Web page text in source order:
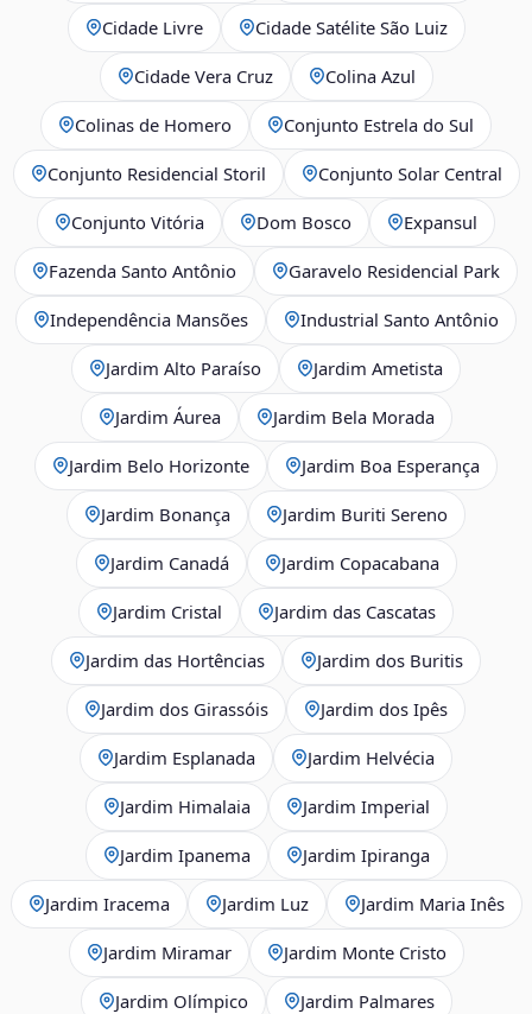
Cidade Livre Cidade Satélite São Luiz
Cidade Vera Cruz Colina Azul
Colinas de Homero Conjunto Estrela do Sul
Conjunto Residencial Storil Conjunto Solar Central
Conjunto Vitória Dom Bosco Expansul
Fazenda Santo Antônio Garavelo Residencial Park
Independência Mansões Industrial Santo Antônio
Jardim Alto Paraíso Jardim Ametista
Jardim Áurea Jardim Bela Morada
Jardim Belo Horizonte Jardim Boa Esperança
Jardim Bonança Jardim Buriti Sereno
Jardim Canadá Jardim Copacabana
Jardim Cristal Jardim das Cascatas
Jardim das Hortências Jardim dos Buritis
Jardim dos Girassóis Jardim dos Ipês
Jardim Esplanada Jardim Helvécia
Jardim Himalaia Jardim Imperial
Jardim Ipanema Jardim Ipiranga
Jardim Iracema Jardim Luz Jardim Maria Inês
Jardim Miramar Jardim Monte Cristo
Jardim Olímpico Jardim Palmares